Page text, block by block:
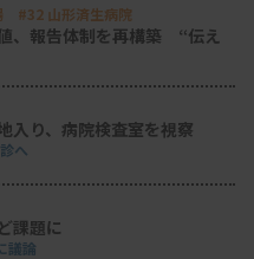
#32 山形済生病院
、報告体制を再構築 “伝え
入り、病院検査室を視察
へ
課題に
議論